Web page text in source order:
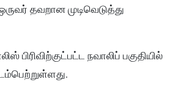
தவறான முடிவெடுத்து
பிரிவிற்குட்பட்ட நவாலிப் பகுதியில்